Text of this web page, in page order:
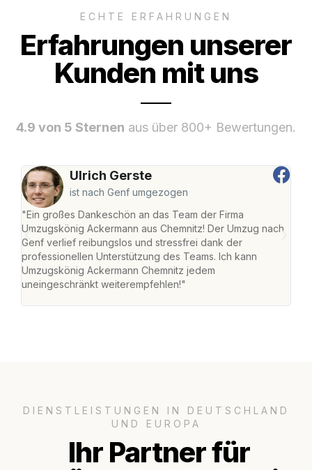
ECHTE ERFAHRUNGEN
Erfahrungen unserer
Kunden mit uns
4.9 von 5 Sternen aus über 800+ Bewertungen.
Ulrich Gerste
ist nach Genf umgezogen
"Ein großes Dankeschön an das Team der Firma
Umzugskönig Ackermann aus Chemnitz! Der Umzug nach
Genf verlief reibungslos und stressfrei dank der
professionellen Unterstützung des Teams. Ich kann
Umzugskönig Ackermann Chemnitz jedem
uneingeschränkt weiterempfehlen!"
DIENSTLEISTUNGEN IN DEUTSCHLAND
UND EUROPA
Ihr Partner für